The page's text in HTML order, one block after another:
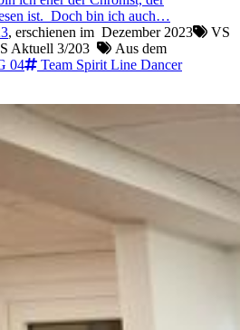
ist. Doch bin ich auch…
, erschienen im Dezember 2023
VS
Aktuell 3/203
Aus dem
04
Team Spirit Line Dancer